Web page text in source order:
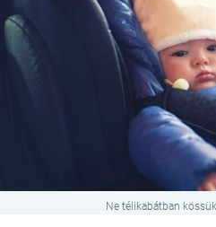
Ne télikabátban